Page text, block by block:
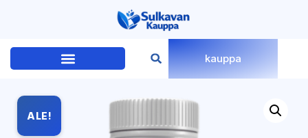
kauppa
ALE!